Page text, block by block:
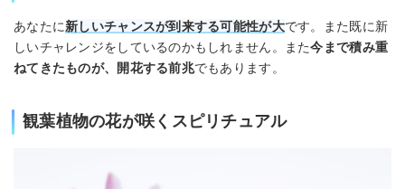
あなたに新しいチャンスが到来する可能性が大です。また既に新
しいチャレンジをしているのかもしれません。また今まで積み重
ねてきたものが、開花する前兆でもあります。
観葉植物の花が咲くスピリチュアル